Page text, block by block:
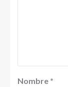
Nombre *